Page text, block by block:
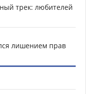
трек: любителей
лишением прав